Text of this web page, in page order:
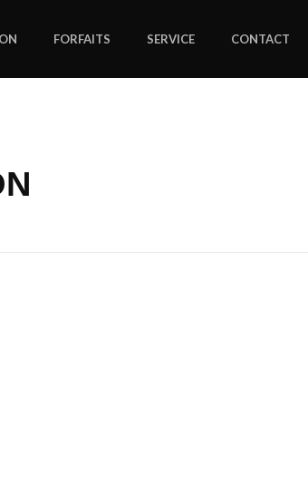
FORFAITS SERVICE CONTACT